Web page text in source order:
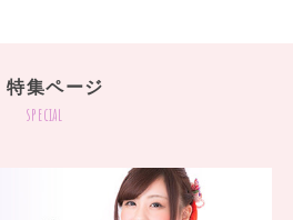
特集ページ
special